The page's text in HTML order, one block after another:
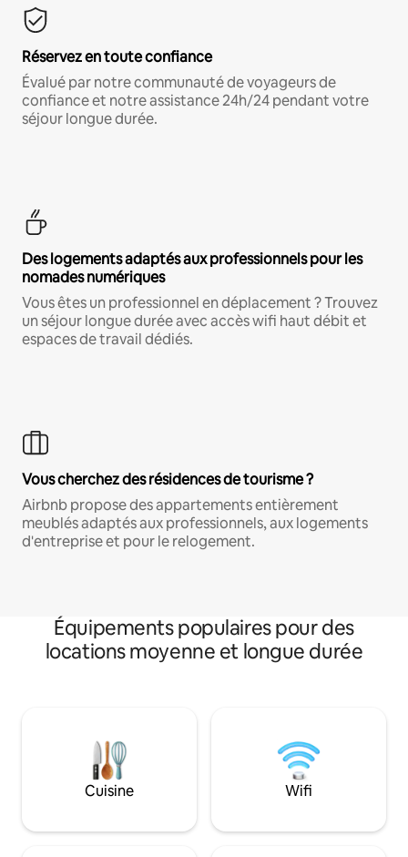
Réservez en toute confiance
Évalué par notre communauté de voyageurs de
confiance et notre assistance 24h/24 pendant votre
séjour longue durée.
Des logements adaptés aux professionnels pour les
nomades numériques
Vous êtes un professionnel en déplacement ? Trouvez
un séjour longue durée avec accès wifi haut débit et
espaces de travail dédiés.
Vous cherchez des résidences de tourisme ?
Airbnb propose des appartements entièrement
meublés adaptés aux professionnels, aux logements
d'entreprise et pour le relogement.
Équipements populaires pour des
locations moyenne et longue durée
Cuisine Wifi